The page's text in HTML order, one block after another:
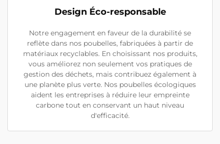
Design Éco-responsable
Notre engagement en faveur de la durabilité se
reflète dans nos poubelles, fabriquées à partir de
matériaux recyclables. En choisissant nos produits,
vous améliorez non seulement vos pratiques de
gestion des déchets, mais contribuez également à
une planète plus verte. Nos poubelles écologiques
aident les entreprises à réduire leur empreinte
carbone tout en conservant un haut niveau
d'efficacité.